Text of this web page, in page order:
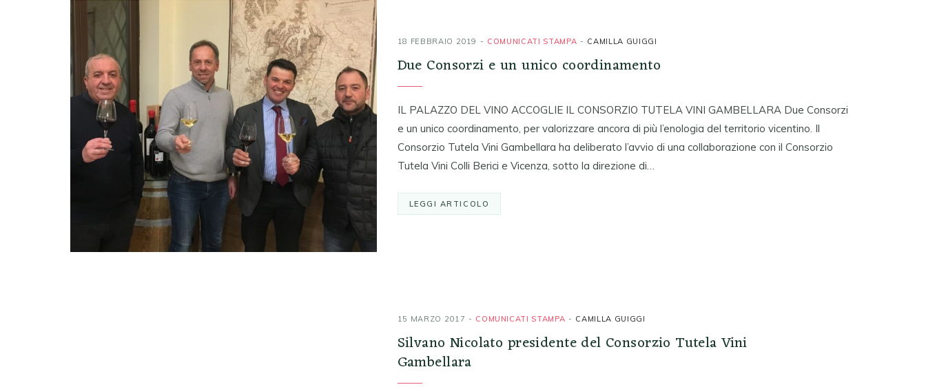
18 FEBBRAIO 2019 COMUNICATI STAMPA CAMILLA GUIGGI
Due Consorzi e un unico coordinamento
IL PALAZZO DEL VINO ACCOGLIE IL CONSORZIO TUTELA VINI GAMBELLARA Due Consorzi
e un unico coordinamento, per valorizzare ancora di più l’enologia del territorio vicentino. Il
Consorzio Tutela Vini Gambellara ha deliberato l’avvio di una collaborazione con il Consorzio
Tutela Vini Colli Berici e Vicenza, sotto la direzione di…
LEGGI ARTICOLO
15 MARZO 2017 COMUNICATI STAMPA CAMILLA GUIGGI
Silvano Nicolato presidente del Consorzio Tutela Vini
Gambellara